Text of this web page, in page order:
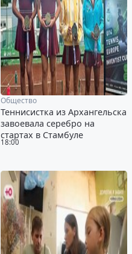
18:00
Общество
Теннисистка из Архангельска
завоевала серебро на
стартах в Стамбуле